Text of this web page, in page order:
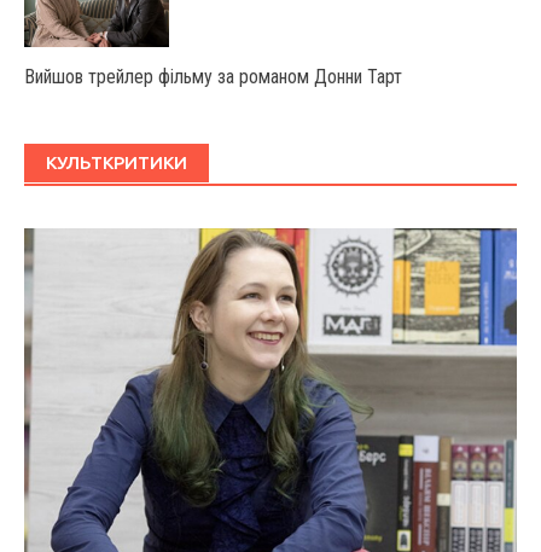
Вийшов трейлер фільму за романом Донни Тарт
КУЛЬТКРИТИКИ